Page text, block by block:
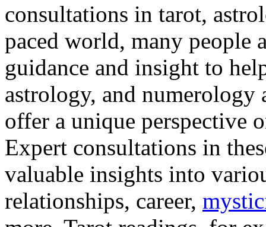
consultations in tarot,
paced world, many people
guidance and insight to
astrology, and numerology
offer a unique perspective
Expert consultations in
valuable insights into
relationships, career,